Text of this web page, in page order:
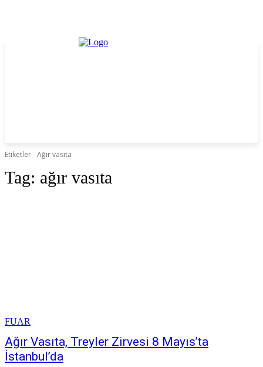
Etiketler Ağır vasıta
Tag: ağır vasıta
FUAR
Ağır Vasıta, Treyler Zirvesi 8 Mayıs’ta
İstanbul’da